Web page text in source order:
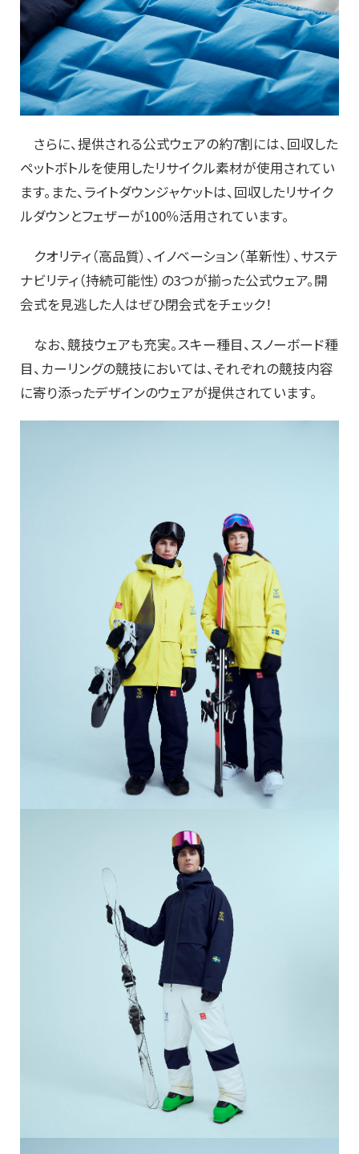
さらに、提供される公式ウェアの約7割には、回収した
ペットボトルを使用したリサイクル素材が使用されてい
ます。また、ライトダウンジャケットは、回収したリサイク
ルダウンとフェザーが100％活用されています。
クオリティ（高品質）、イノベーション（革新性）、サステ
ナビリティ（持続可能性）の3つが揃った公式ウェア。開
会式を見逃した人はぜひ閉会式をチェック！
なお、競技ウェアも充実。スキー種目、スノーボード種
目、カーリングの競技においては、それぞれの競技内容
に寄り添ったデザインのウェアが提供されています。